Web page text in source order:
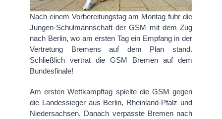
Nach einem Vorbereitungstag am Montag fuhr die
Jungen-Schulmannschaft der GSM mit dem Zug
nach Berlin, wo am ersten Tag ein Empfang in der
Vertretung Bremens auf dem Plan stand.
Schließlich vertrat die GSM Bremen auf dem
Bundesfinale!
Am ersten Wettkampftag spielte die GSM gegen
die Landessieger aus Berlin, Rheinland-Pfalz und
Niedersachsen. Danach verpasste Bremen nach